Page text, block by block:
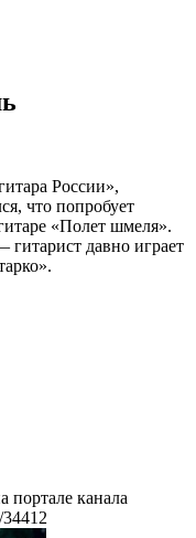
России»,
что попробует
«Полет шмеля».
давно играет
канала